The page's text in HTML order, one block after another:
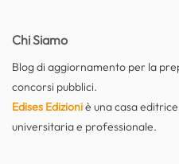
Chi Siamo
Blog di aggiornamento per la
concorsi pubblici.
Edises Edizioniè una casa
universitaria e professionale.